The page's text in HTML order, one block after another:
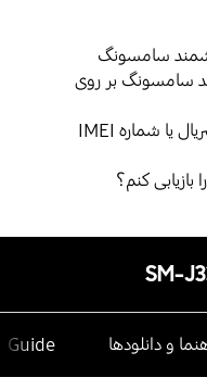
سامسونگ
سامسونگ بر روی
نحوه ی یافتن شماره مدل، شماره سریال یا شماره IMEI
کنم؟
SM-
و دانلودها